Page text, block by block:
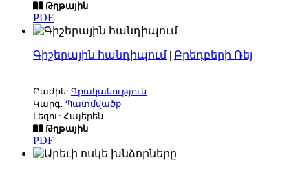
Թղթային
PDF
Գիշերային հանդիպում| Բրեդբերի Ռեյ
Բաժին: Գրականություն
Կարգ: Պատմվածք
Լեզու: Հայերեն
Թղթային
PDF